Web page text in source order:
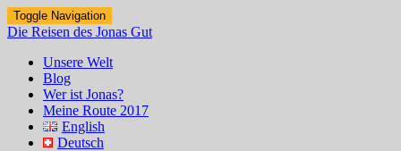
Toggle Navigation
Die Reisen des Jonas Gut
Unsere Welt
Blog
Wer ist Jonas?
Meine Route 2017
English
Deutsch